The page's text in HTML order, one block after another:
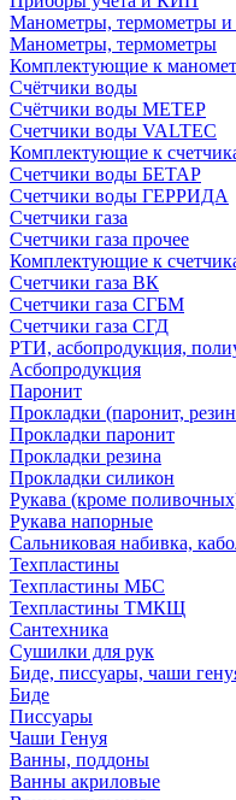
Манометры, термометры
Манометры, термометры
Комплектующие к
Счётчики воды
Счётчики воды МЕТЕР
Счетчики воды VALTEC
Комплектующие к
Счетчики воды БЕТАР
Счетчики воды ГЕРРИДА
Счетчики газа
Счетчики газа прочее
Комплектующие к
Счетчики газа ВК
Счетчики газа СГБМ
Счетчики газа СГД
РТИ, асбопродукция,
Асбопродукция
Паронит
Прокладки (паронит,
Прокладки паронит
Прокладки резина
Прокладки силикон
Рукава (кроме
Рукава напорные
Сальниковая набивка,
Техпластины
Техпластины МБС
Техпластины ТМКЩ
Сантехника
Сушилки для рук
Биде, писсуары, чаши
Биде
Писсуары
Чаши Генуя
Ванны, поддоны
Ванны акриловые